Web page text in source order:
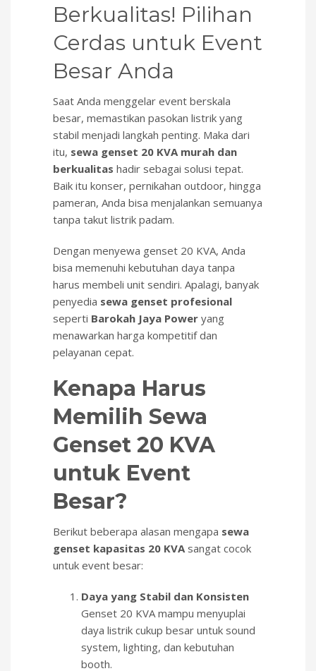
Berkualitas! Pilihan
Cerdas untuk Event
Besar Anda
Saat Anda menggelar event berskala
besar, memastikan pasokan listrik yang
stabil menjadi langkah penting. Maka dari
itu, sewa genset 20 KVA murah dan
berkualitas hadir sebagai solusi tepat.
Baik itu konser, pernikahan outdoor, hingga
pameran, Anda bisa menjalankan semuanya
tanpa takut listrik padam.
Dengan menyewa genset 20 KVA, Anda
bisa memenuhi kebutuhan daya tanpa
harus membeli unit sendiri. Apalagi, banyak
penyedia sewa genset profesional
seperti Barokah Jaya Power yang
menawarkan harga kompetitif dan
pelayanan cepat.
Kenapa Harus
Memilih Sewa
Genset 20 KVA
untuk Event
Besar?
Berikut beberapa alasan mengapa sewa
genset kapasitas 20 KVA sangat cocok
untuk event besar:
Daya yang Stabil dan Konsisten
Genset 20 KVA mampu menyuplai
daya listrik cukup besar untuk sound
system, lighting, dan kebutuhan
booth.